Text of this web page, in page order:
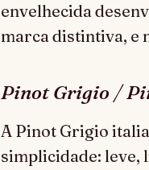
envelhecida
marca distintiva, e
Pinot Grigio /
A Pinot Grigio
simplicidade: leve,